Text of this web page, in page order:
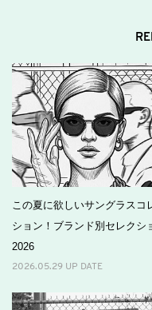
この夏に欲しいサングラスコ
ション！ブランド別セレクシ
2026
2026.05.29 UP DATE